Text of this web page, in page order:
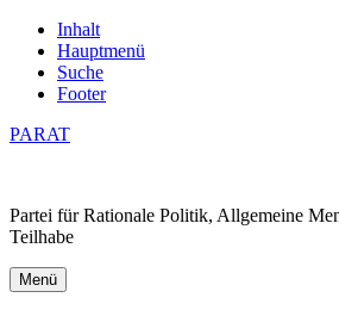
Inhalt
Hauptmenü
Suche
Footer
PARAT
Partei für Rationale Politik, Allgemeine
Teilhabe
Menü